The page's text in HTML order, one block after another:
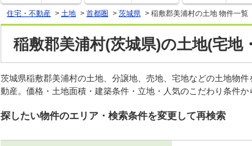
住宅・不動産 > 土地 > 首都圏 > 茨城県 > 稲敷郡美浦村の土地 物件一覧
稲敷郡美浦村(茨城県)の土地(宅地
茨城県稲敷郡美浦村の土地、分譲地、売地、宅地などの土地物
動産。価格・土地面積・建築条件・立地・人気のこだわり条件
探したい物件のエリア・検索条件を変更して再検索